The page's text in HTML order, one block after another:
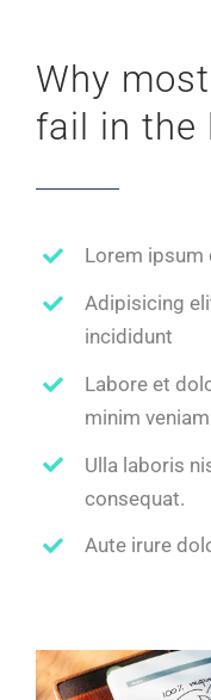
Why
fail in the
Lorem
Adipisicing
incididunt
Labore et
minim
Ulla laboris
consequat.
Aute irure